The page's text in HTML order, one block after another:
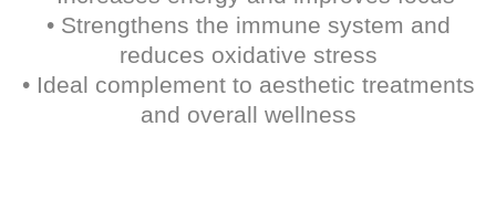
• Strengthens the immune system and
reduces oxidative stress
• Ideal complement to aesthetic treatments
and overall wellness